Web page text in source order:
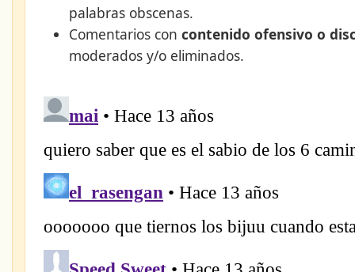
palabras obscenas.
Comentarios con contenido ofensivo o
moderados y/o eliminados.